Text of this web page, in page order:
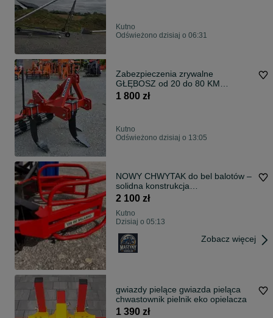
Kutno
Odświeżono dzisiaj o 06:31
Zabezpieczenia zrywalne
GŁĘBOSZ od 20 do 80 KM
Transport
1 800 zł
Kutno
Odświeżono dzisiaj o 13:05
NOWY CHWYTAK do bel balotów –
solidna konstrukcja
euroramka/sms/mx
2 100 zł
Kutno
Dzisiaj o 05:13
Zobacz więcej
gwiazdy pielące gwiazda pieląca
chwastownik pielnik eko opielacza
1 390 zł